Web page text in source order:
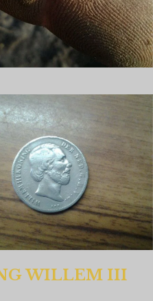
WILLEM III